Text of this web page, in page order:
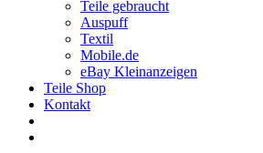
Teile gebraucht
Auspuff
Textil
Mobile.de
eBay Kleinanzeigen
Teile Shop
Kontakt